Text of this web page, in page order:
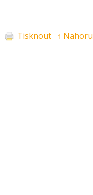
Tisknout ↑ Nahoru